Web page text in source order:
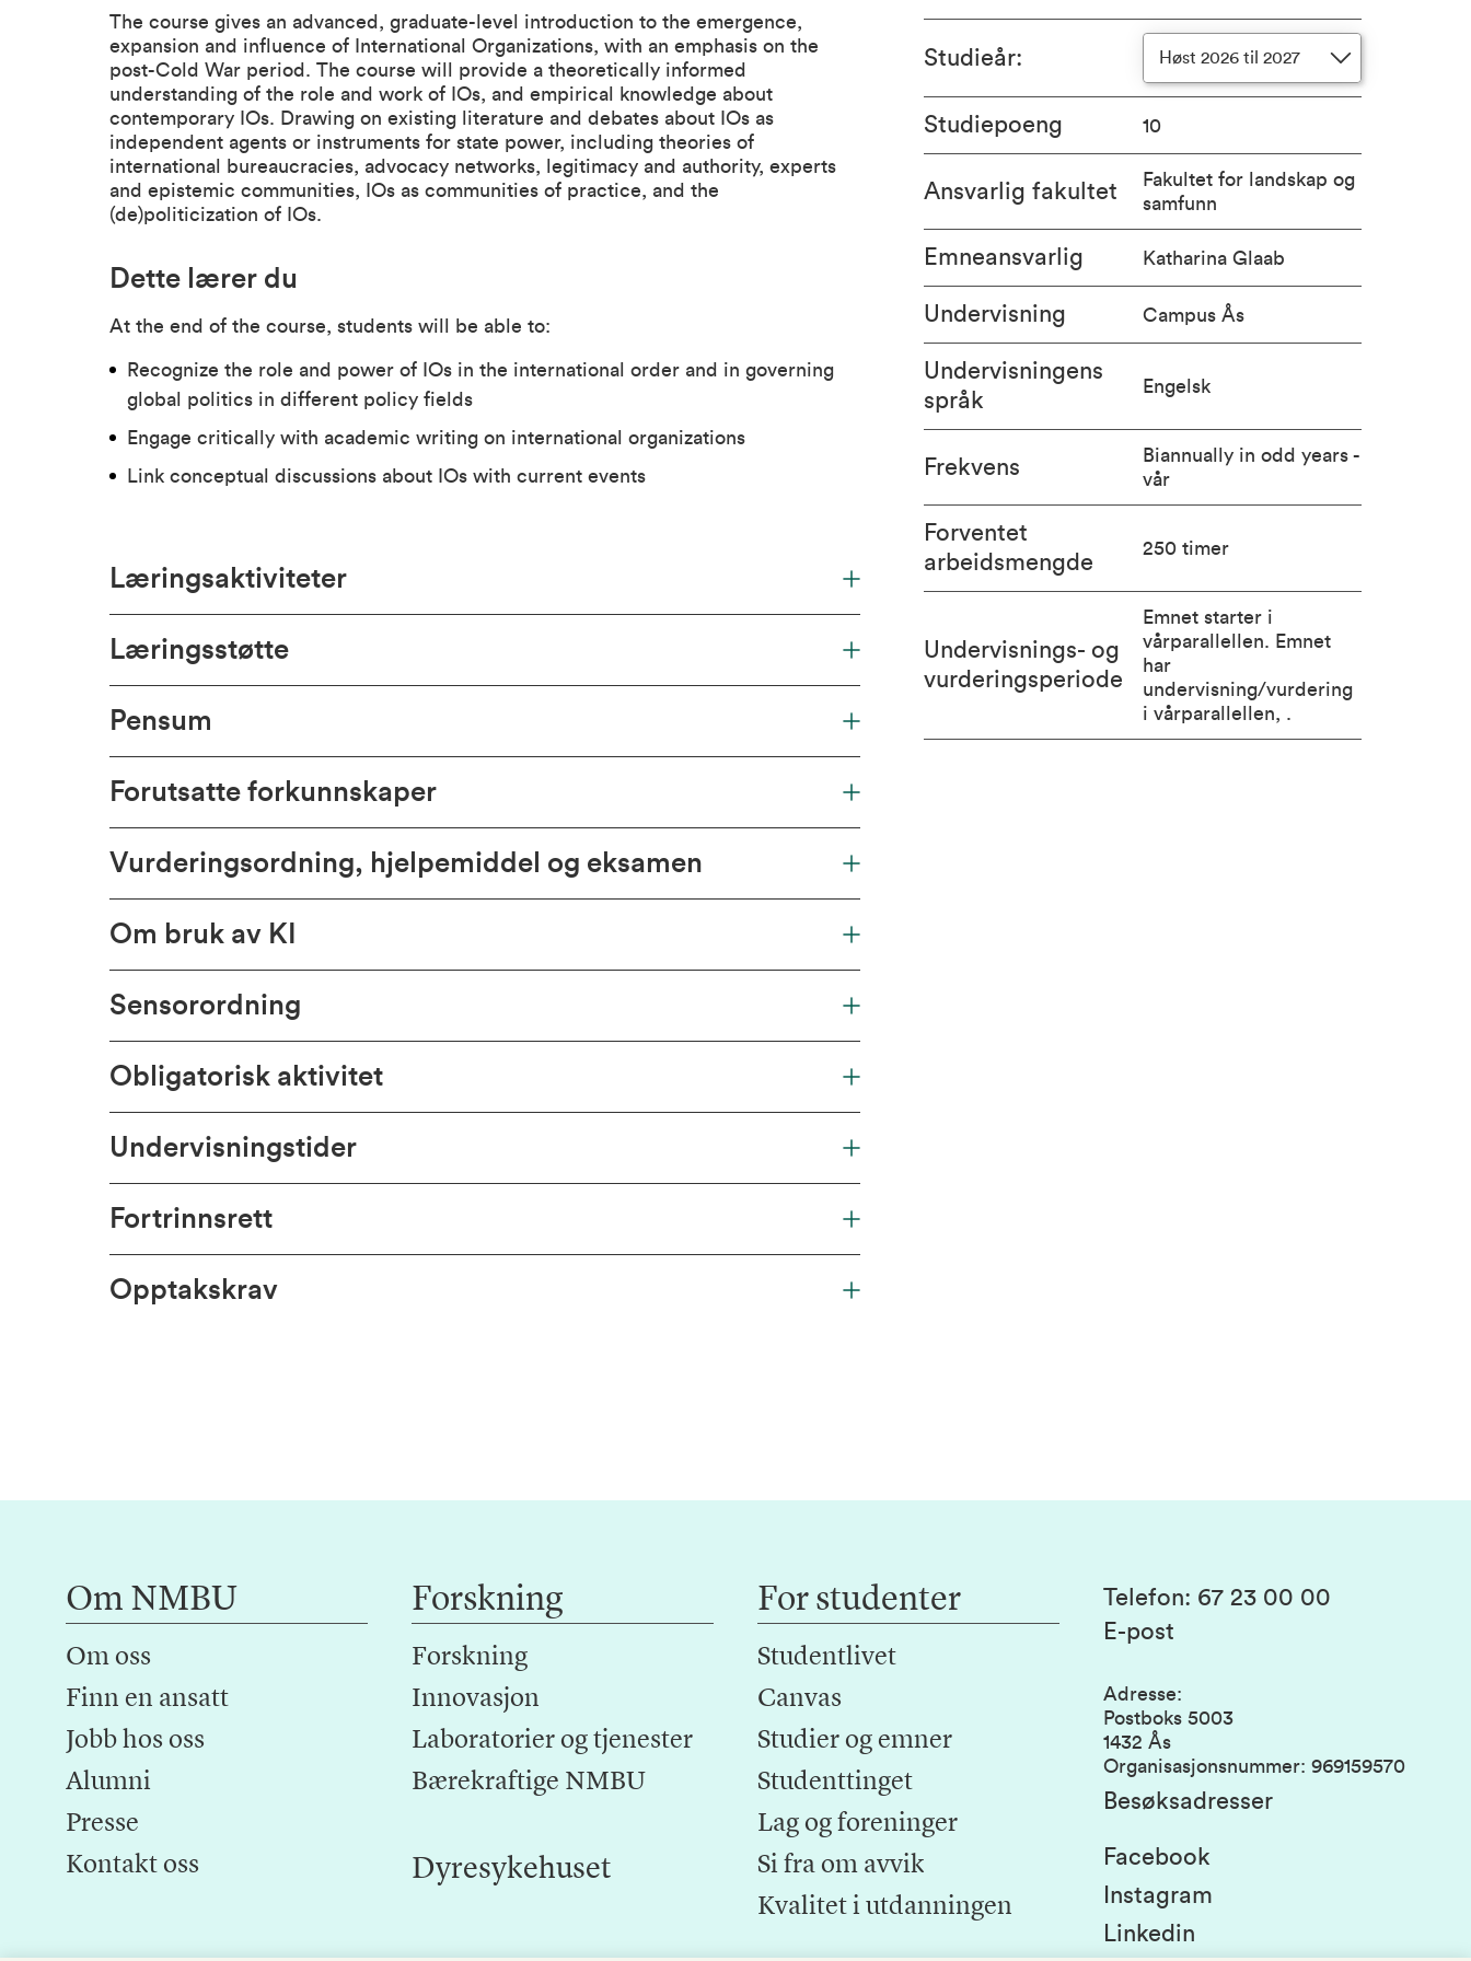
The course gives an advanced, graduate-level introduction to the emergence,
expansion and influence of International Organizations, with an emphasis on the
post-Cold War period. The course will provide a theoretically informed
understanding of the role and work of IOs, and empirical knowledge about
contemporary IOs. Drawing on existing literature and debates about IOs as
independent agents or instruments for state power, including theories of
international bureaucracies, advocacy networks, legitimacy and authority, experts
and epistemic communities, IOs as communities of practice, and the
(de)politicization of IOs.
Dette lærer du
At the end of the course, students will be able to:
Recognize the role and power of IOs in the international order and in governing
global politics in different policy fields
Engage critically with academic writing on international organizations
Link conceptual discussions about IOs with current events
Læringsaktiviteter
Læringsstøtte
Pensum
Forutsatte forkunnskaper
Vurderingsordning, hjelpemiddel og eksamen
Om bruk av KI
Sensorordning
Obligatorisk aktivitet
Undervisningstider
Fortrinnsrett
Opptakskrav
Studieår: Høst 2026 til 2027
Studiepoeng 10
Ansvarlig fakultet
Fakultet for landskap og
samfunn
Emneansvarlig Katharina Glaab
Undervisning Campus Ås
Undervisningens
språk
Engelsk
Frekvens
Biannually in odd years -
vår
Forventet
arbeidsmengde
250 timer
Undervisnings- og
vurderingsperiode
Emnet starter i
vårparallellen. Emnet
har
undervisning/vurdering
i vårparallellen, .
Om NMBU
Om oss
Finn en ansatt
Jobb hos oss
Alumni
Presse
Kontakt oss
Forskning
Forskning
Innovasjon
Laboratorier og tjenester
Bærekraftige NMBU
Dyresykehuset
For studenter
Studentlivet
Canvas
Studier og emner
Studenttinget
Lag og foreninger
Si fra om avvik
Kvalitet i utdanningen
Telefon: 67 23 00 00
E-post
Adresse:
Postboks 5003
1432 Ås
Organisasjonsnummer: 969159570
Besøksadresser
Facebook
Instagram
Linkedin